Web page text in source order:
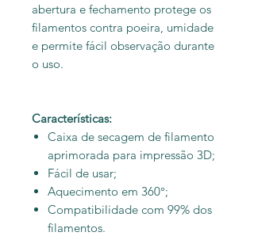
abertura e fechamento protege os
filamentos contra poeira, umidade
e permite fácil observação durante
o uso.
Características:
Caixa de secagem de filamento
aprimorada para impressão 3D;
Fácil de usar;
Aquecimento em 360°;
Compatibilidade com 99% dos
filamentos.